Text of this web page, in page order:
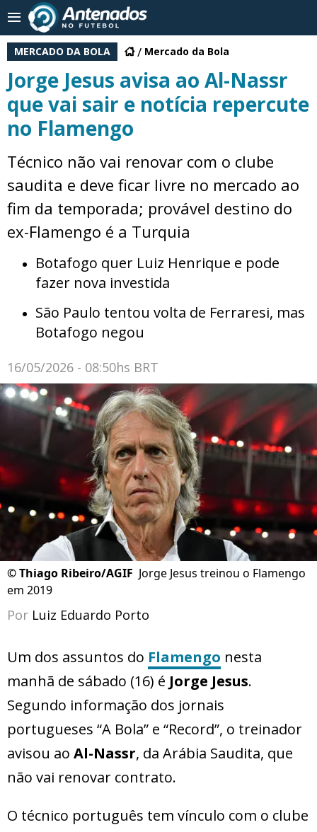
MERCADO DA BOLA Mercado da Bola
Jorge Jesus avisa ao Al-Nassr
que vai sair e notícia repercute
no Flamengo
Técnico não vai renovar com o clube
saudita e deve ficar livre no mercado ao
fim da temporada; provável destino do
ex-Flamengo é a Turquia
Botafogo quer Luiz Henrique e pode
fazer nova investida
São Paulo tentou volta de Ferraresi, mas
Botafogo negou
16/05/2026 - 08:50hs BRT
©Thiago Ribeiro/AGIF Jorge Jesus treinou o Flamengo
em 2019
Por Luiz Eduardo Porto
Um dos assuntos do Flamengo nesta
manhã de sábado (16) é Jorge Jesus.
Segundo informação dos jornais
portugueses “A Bola” e “Record”, o treinador
avisou ao Al-Nassr, da Arábia Saudita, que
não vai renovar contrato.
O técnico português tem vínculo com o clube